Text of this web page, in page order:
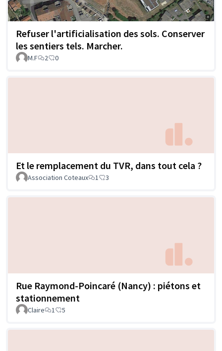
Refuser l'artificialisation des sols. Conserver
les sentiers tels. Marcher.
M.F 2 0
Et le remplacement du TVR, dans tout cela ?
Association Coteaux 1 3
Rue Raymond-Poincaré (Nancy) : piétons et
stationnement
Claire 1 5